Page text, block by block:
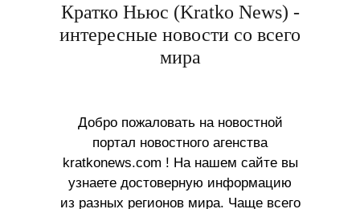
Кратко Ньюс (Kratko News) -
интересные новости со всего
мира
Добро пожаловать на новостной
портал новостного агенства
kratkonews.com ! На нашем сайте вы
узнаете достоверную информацию
из разных регионов мира. Чаще всего